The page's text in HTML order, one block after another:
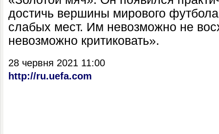
достичь вершины мирового
слабых мест. Им невозможно не
невозможно критиковать».
28 червня 2021 11:00
http://ru.uefa.com